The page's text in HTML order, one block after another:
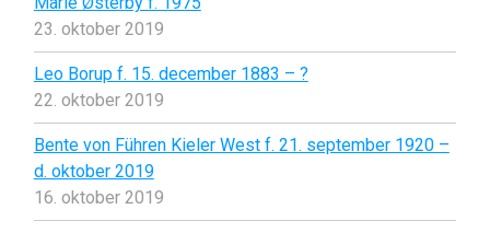
23. oktober 2019
Leo Borup f. 15. december 1883 – ?
22. oktober 2019
Bente von Führen Kieler West f. 21. september 1920 –
d. oktober 2019
16. oktober 2019